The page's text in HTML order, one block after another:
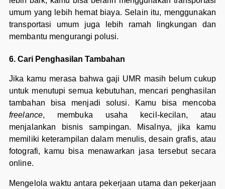
umum yang lebih hemat biaya. Selain itu, menggunakan
transportasi umum juga lebih ramah lingkungan dan
membantu mengurangi polusi.
6. Cari Penghasilan Tambahan
Jika kamu merasa bahwa gaji UMR masih belum cukup
untuk menutupi semua kebutuhan, mencari penghasilan
tambahan bisa menjadi solusi. Kamu bisa mencoba
freelance, membuka usaha kecil-kecilan, atau
menjalankan bisnis sampingan. Misalnya, jika kamu
memiliki keterampilan dalam menulis, desain grafis, atau
fotografi, kamu bisa menawarkan jasa tersebut secara
online.
Mengelola waktu antara pekerjaan utama dan pekerjaan